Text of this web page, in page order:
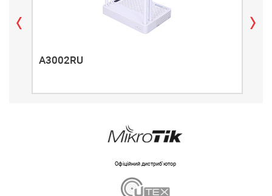
A3002RU
Офіційний дистриб'ютор